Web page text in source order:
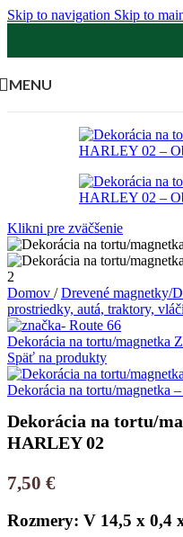
Skip to navigation Skip to
MENU
Klikni pre zväčšenie
Domov / Drevené magnetky/
prostriedky, autá, traktory,
Dekorácia na tortu/magnetka
Späť na produkty
Dekorácia na tortu/magnetka
Dekorácia na tortu/
HARLEY 02
7,50 €
Rozmery: V 14,5 x 0,4